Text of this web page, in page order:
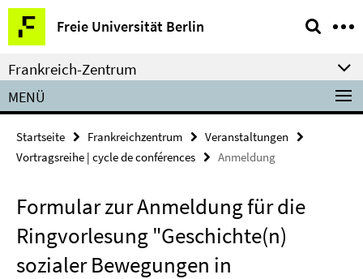
Springe
direkt
zu
Inhalt
Freie Universität Berlin
Service-
Navigation
Frankreich-Zentrum
MENÜ
Startseite Frankreichzentrum
Veranstaltungen
Vortragsreihe | cycle de conférences
Anmeldung
Formular zur Anmeldung für die
Ringvorlesung "Geschichte(n)
sozialer Bewegungen in